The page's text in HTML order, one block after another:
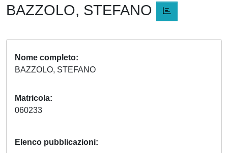
BAZZOLO, STEFANO
Nome completo
BAZZOLO, STEFANO
Matricola
060233
Elenco pubblicazioni